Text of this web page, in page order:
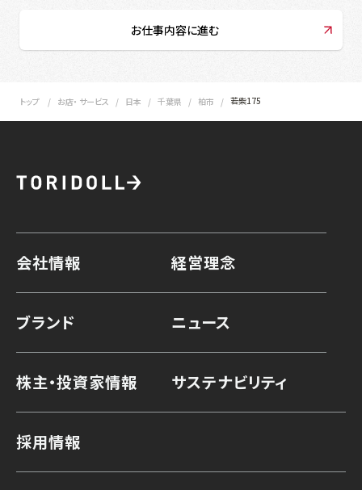
お仕事内容に進む
トップ お店・ サービス 日本 千葉県 柏市 若柴175
会社情報 経営理念
ブランド ニュース
株主・投資家情報 サステナビリティ
採用情報